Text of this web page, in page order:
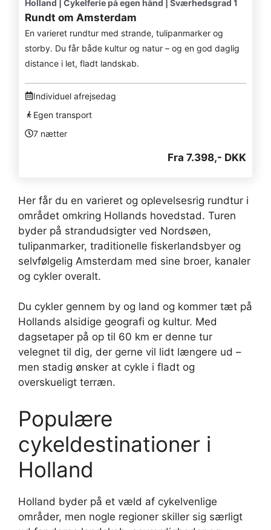
Holland | Cykelferie på egen hånd | Sværhedsgrad 1
Rundt om Amsterdam
En varieret rundtur med strande, tulipanmarker og
storby. Du får både kultur og natur – og en god daglig
distance i let, fladt landskab.
Individuel afrejsedag
Egen transport
7 nætter
Fra 7.398,- DKK
Her får du en varieret og oplevelsesrig rundtur i
området omkring Hollands hovedstad. Turen
byder på strandudsigter ved Nordsøen,
tulipanmarker, traditionelle fiskerlandsbyer og
selvfølgelig Amsterdam med sine broer, kanaler
og cykler overalt.
Du cykler gennem by og land og kommer tæt på
Hollands alsidige geografi og kultur. Med
dagsetaper på op til 60 km er denne tur
velegnet til dig, der gerne vil lidt længere ud –
men stadig ønsker at cykle i fladt og
overskueligt terræn.
Populære
cykeldestinationer i
Holland
Holland byder på et væld af cykelvenlige
områder, men nogle regioner skiller sig særligt